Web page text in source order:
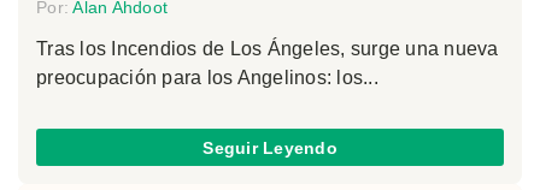
Por:Alan Ahdoot
Tras los Incendios de Los Ángeles, surge una nueva
preocupación para los Angelinos: los...
Seguir Leyendo